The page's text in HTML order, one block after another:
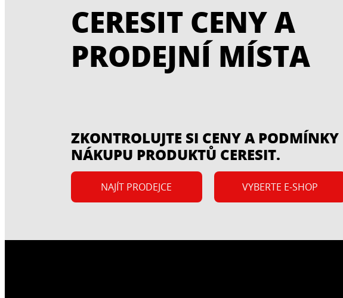
CERESIT CENY A
PRODEJNÍ MÍSTA
ZKONTROLUJTE SI CENY A PODMÍNKY
NÁKUPU PRODUKTŮ CERESIT.
NAJÍT PRODEJCE VYBERTE E-SHOP